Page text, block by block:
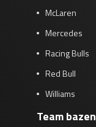
McLaren
Mercedes
Racing Bulls
Red Bull
Williams
Team bazen